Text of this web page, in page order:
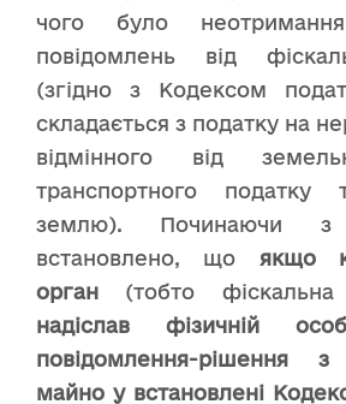
чого було
повідомлень від
(згідно з Кодексом
складається з податку на
відмінного від
транспортного
землю). Починаючи
встановлено, що якщо
орган (тобто
надіслав фізичній
повідомлення-рішення
майно у встановлені